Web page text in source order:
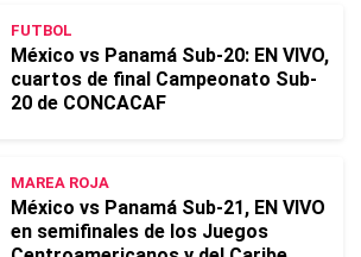
FUTBOL
México vs Panamá Sub-20: EN VIVO,
cuartos de final Campeonato Sub-
20 de CONCACAF
MAREA ROJA
México vs Panamá Sub-21, EN VIVO
en semifinales de los Juegos